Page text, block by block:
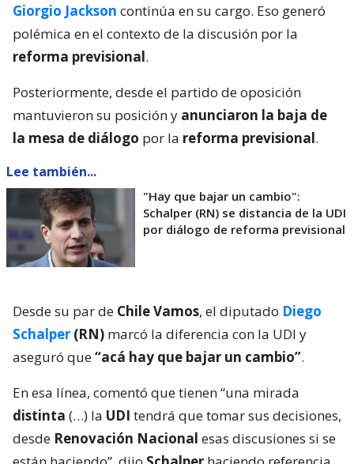
Giorgio Jackson continúa en su cargo. Eso generó
polémica en el contexto de la discusión por la
reforma previsional.
Posteriormente, desde el partido de oposición
mantuvieron su posición y anunciaron la baja de
la mesa de diálogo por la reforma previsional.
Lee también...
"Hay que bajar un cambio":
Schalper (RN) se distancia de la UDI
por diálogo de reforma previsional
Desde su par de Chile Vamos, el diputado Diego
Schalper (RN) marcó la diferencia con la UDI y
aseguró que“acá hay que bajar un cambio”.
En esa línea, comentó que tienen “una mirada
distinta (…) la UDI tendrá que tomar sus decisiones,
desde Renovación Nacional esas discusiones si se